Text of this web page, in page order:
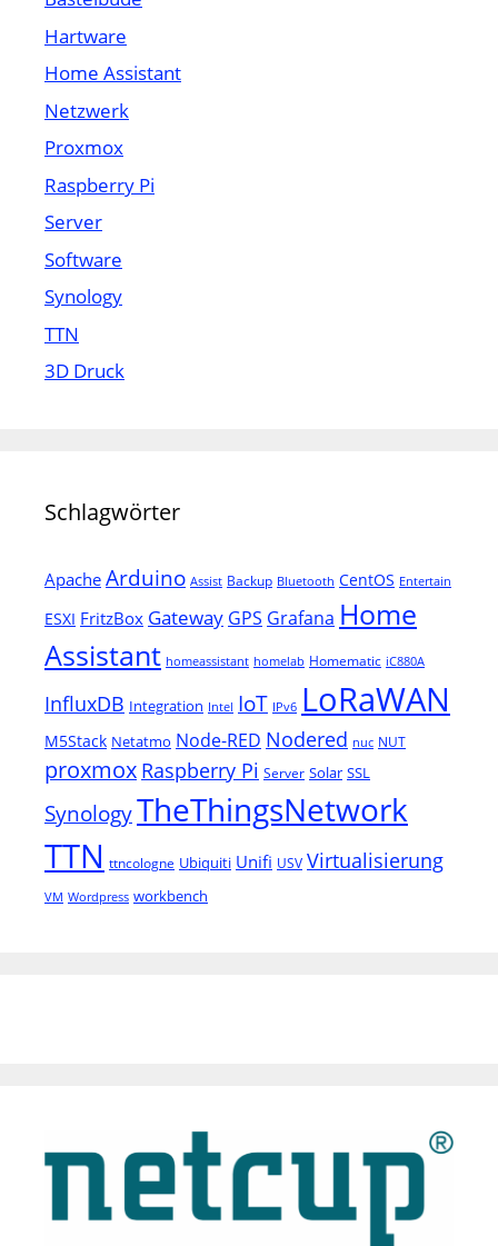
Hartware
Home Assistant
Netzwerk
Proxmox
Raspberry Pi
Server
Software
Synology
TTN
3D Druck
Schlagwörter
Apache Arduino Assist Backup Bluetooth CentOS Entertain
ESXI FritzBox Gateway GPS Grafana Home
Assistant homeassistant homelab Homematic iC880A
InfluxDB Integration Intel IoT IPv6 LoRaWAN
M5Stack Netatmo Node-RED Nodered nuc NUT
proxmox Raspberry Pi Server Solar SSL
SynologyTheThingsNetwork
TTN ttncologne Ubiquiti Unifi USV Virtualisierung
VM Wordpress workbench